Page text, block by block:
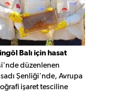
Balı için hasat
düzenlenen
Şenliği'nde, Avrupa
işaret tesciline